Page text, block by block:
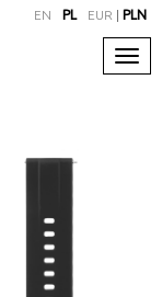
EN PL EUR |PLN